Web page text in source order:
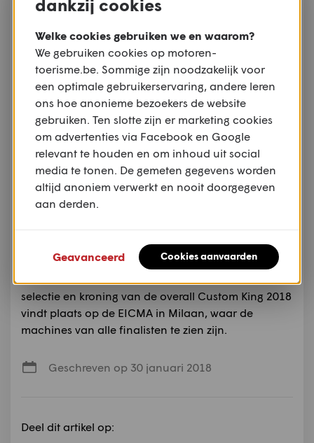
Eerst Benelux, dan wereldwijd
VoordatH-D Big Rivers zich totCustom King
2018kan laten kronen moet de creatie nog de
nodige hobbels overwinnen. Allereerst moet de
machine de Benelux-competitie winnen. Tot 17
februari kan het publiek nog stemmen, waarna de
Harley-Davidson-
opde Motorbeurs Utrecht. Daarop volgt een
selectie en kroning van de overall Custom King 2018
vindt plaats op de EICMA in Milaan, waar de
machines van alle finalisten te zien zijn.
Geschreven op 30 januari 2018
Deel dit artikel op:
dankzij cookies
Welke cookies gebruiken we en waarom?
We gebruiken cookies op motoren-
toerisme.be. Sommige zijn noodzakelijk voor
een optimale gebruikerservaring, andere leren
ons hoe anonieme bezoekers de website
gebruiken. Ten slotte zijn er marketing cookies
om advertenties via Facebook en Google
relevant te houden en om inhoud uit social
media te tonen. De gemeten gegevens worden
altijd anoniem verwerkt en nooit doorgegeven
aan derden.
Geavanceerd Cookies aanvaarden